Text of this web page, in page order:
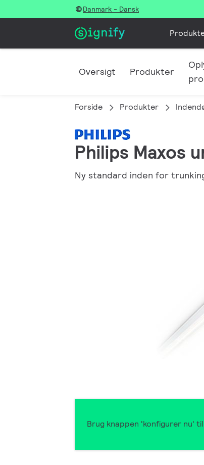
Danmark - Dansk
Oversigt Produkter
Forside Produkter
Philips Maxos
Ny standard inden for
Brug knappen 'konfigurer nu'